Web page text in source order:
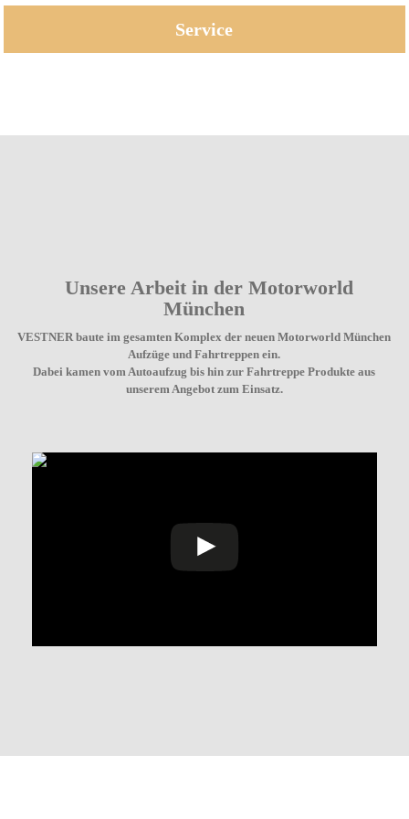
Service
Unsere Arbeit in der Motorworld
München
VESTNER baute im gesamten Komplex der neuen Motorworld München
Aufzüge und Fahrtreppen ein.
Dabei kamen vom Autoaufzug bis hin zur Fahrtreppe Produkte aus
unserem Angebot zum Einsatz.